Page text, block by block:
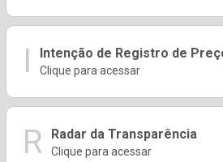
I Intenção de Registro de
Clique para acessar
R Radar da Transparência
Clique para acessar